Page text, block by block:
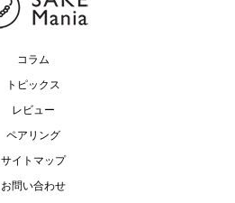
コラム
トピックス
レビュー
ペアリング
サイトマップ
お問い合わせ